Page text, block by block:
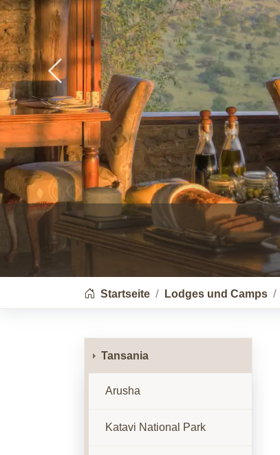
Previous
You are here:
Startseite Lodges und Camps
Tansania
Arusha
Katavi National Park